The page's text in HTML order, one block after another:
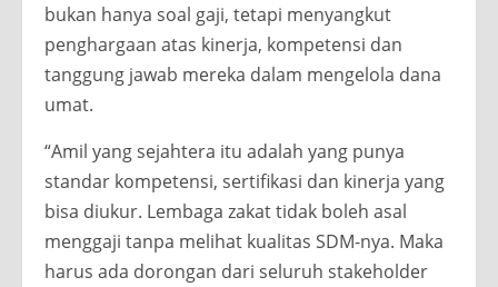
bukan hanya soal gaji, tetapi menyangkut
penghargaan atas kinerja, kompetensi dan
tanggung jawab mereka dalam mengelola dana
umat.
“Amil yang sejahtera itu adalah yang punya
standar kompetensi, sertifikasi dan kinerja yang
bisa diukur. Lembaga zakat tidak boleh asal
menggaji tanpa melihat kualitas SDM-nya. Maka
harus ada dorongan dari seluruh stakeholder